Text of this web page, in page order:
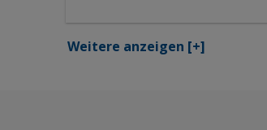
Weitere anzeigen [+]